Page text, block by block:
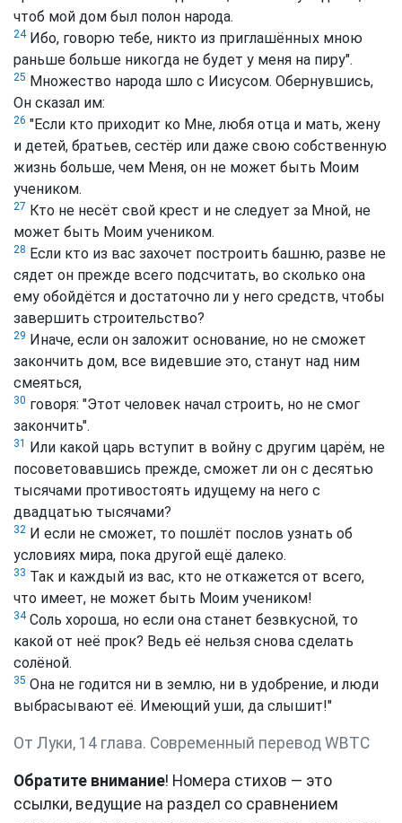
чтоб мой дом был полон народа.
24Ибо, говорю тебе, никто из приглашённых мною
раньше больше никогда не будет у меня на пиру".
25 Множество народа шло с Иисусом. Обернувшись,
Он сказал им:
26 "Если кто приходит ко Мне, любя отца и мать, жену
и детей, братьев, сестёр или даже свою собственную
жизнь больше, чем Меня, он не может быть Моим
учеником.
27 Кто не несёт свой крест и не следует за Мной, не
может быть Моим учеником.
28 Если кто из вас захочет построить башню, разве не
сядет он прежде всего подсчитать, во сколько она
ему обойдётся и достаточно ли у него средств, чтобы
завершить строительство?
29 Иначе, если он заложит основание, но не сможет
закончить дом, все видевшие это, станут над ним
смеяться,
30 говоря: "Этот человек начал строить, но не смог
закончить".
31
Или какой царь вступит в войну с другим царём, не
посоветовавшись прежде, сможет ли он с десятью
тысячами противостоять идущему на него с
двадцатью тысячами?
32 И если не сможет, то пошлёт послов узнать об
условиях мира, пока другой ещё далеко.
33 Так и каждый из вас, кто не откажется от всего,
что имеет, не может быть Моим учеником!
34Соль хороша, но если она станет безвкусной, то
какой от неё прок? Ведь её нельзя снова сделать
солёной.
35 Она не годится ни в землю, ни в удобрение, и люди
выбрасывают её. Имеющий уши, да слышит!"
От Луки, 14 глава. Cовременный перевод WBTC
Обратите внимание! Номера стихов — это
ссылки, ведущие на раздел со сравнением